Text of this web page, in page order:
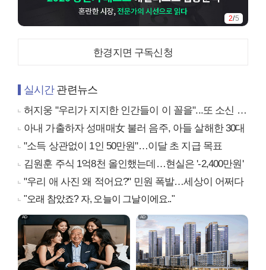
3/5
한경지면 구독신청
실시간관련뉴스
허지웅 "우리가 지지한 인간들이 이 꼴을"...또 소신 발언
아내 가출하자 성매매女 불러 음주, 아들 살해한 30대
"소득 상관없이 1인 50만원"…이달 초 지급 목표
김원훈 주식 1억8천 올인했는데…현실은 '-2,400만원'
"우리 애 사진 왜 적어요?" 민원 폭발…세상이 어쩌다
"오래 참았죠? 자, 오늘이 그날이에요.."